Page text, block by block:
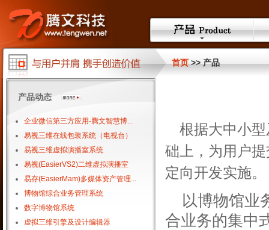
首页>> 产品
产品动态
企业微信第三方应用-腾文智慧博...
易视三维在线包装系统（电视台）
易视三维虚拟演播室系统
易视(EasierVS2)二维虚拟演播室
易存(EasierMam)多媒体资产管理...
博物馆综合业务管理系统
数字博物馆系统
虚拟三维引擎及设计编辑器
根据大中小
础上，为用户
定向开发实施。
以博物馆业
合业务的集中